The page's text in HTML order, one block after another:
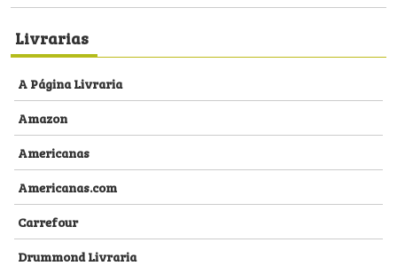
Livrarias
A Página Livraria
Amazon
Americanas
Americanas.com
Carrefour
Drummond Livraria